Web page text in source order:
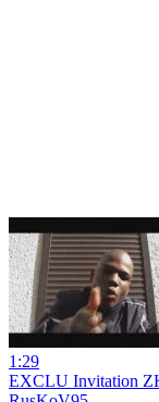
1:29
EXCLU Invitation